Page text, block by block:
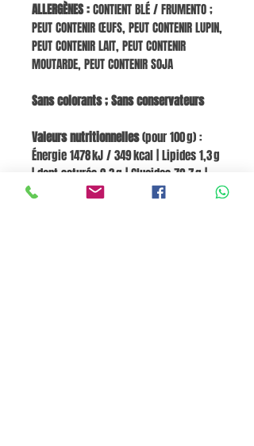
ALLERGÈNES :CONTIENT BLÉ / FRUMENTO ;
PEUT CONTENIR ŒUFS, PEUT CONTENIR LUPIN,
PEUT CONTENIR LAIT, PEUT CONTENIR
MOUTARDE, PEUT CONTENIR SOJA
Sans colorants ; Sans conservateurs
Valeurs nutritionnelles(pour 100 g) :
Énergie 1478 kJ / 349 kcal | Lipides 1,3 g
| dont saturés 0,3 g | Glucides 72,7 g |
dont sucres 3,0 g | Fibres 2,4 g |